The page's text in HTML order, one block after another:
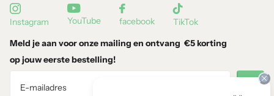
Levensduur:
Deze cultivar is zeer langlevend en zal
jarenlang plezier bieden met weinig onderhoud.
Verzorging
Standplaats: doet het goed
Instagram YouTube facebook
TikTok
Meld je aan voor onze mailing en ontvang €5 korting
op jouw eerste bestelling!